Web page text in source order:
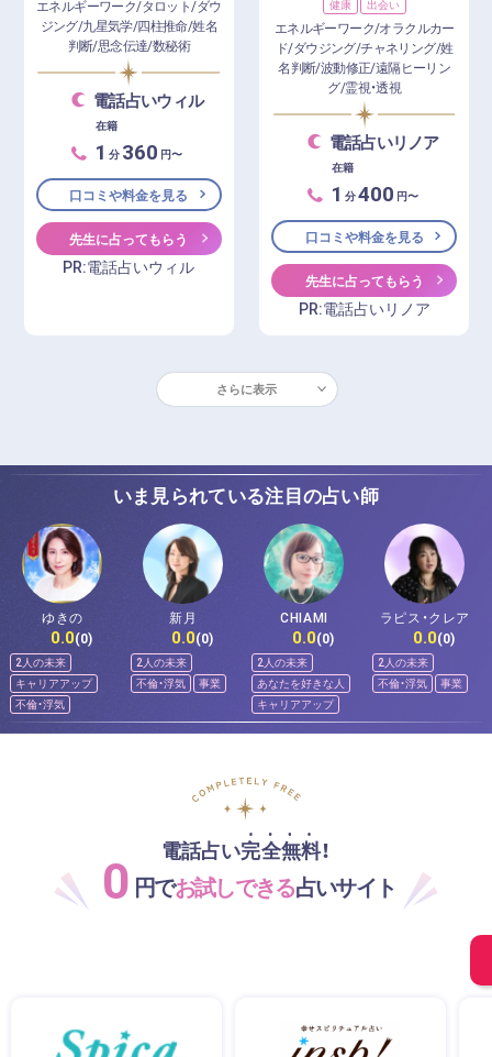
エネルギーワーク/タロット/ダウ
ジング/九星気学/四柱推命/姓名
判断/思念伝達/数秘術
電話占いウィル
在籍
1 分 360 円〜
口コミや料金を見る
先生に占ってもらう
PR:電話占いウィル
健康 出会い
エネルギーワーク/オラクルカー
ド/ダウジング/チャネリング/姓
名判断/波動修正/遠隔ヒーリン
グ/霊視・透視
電話占いリノア
在籍
1 分400 円〜
口コミや料金を見る
先生に占ってもらう
PR:電話占いリノア
さらに表示
いま見られている注目の占い師
ゆきの
0.0(0)
2人の未来
キャリアアップ
不倫・浮気
新月
0.0(0)
2人の未来
不倫・浮気
事業
CHIAMI
0.0(0)
2人の未来
あなたを好きな人
キャリアアップ
ラピス・クレア
0.0(0)
2人の未来
不倫・浮気
事業
電話占い完全無料！
0 円でお試しできる占いサイト